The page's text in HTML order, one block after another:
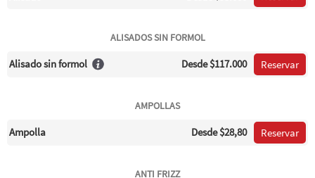
ALISADOS SIN FORMOL
Alisado sin formol Desde$117.000 Reservar
AMPOLLAS
Ampolla Desde$28,80 Reservar
ANTI FRIZZ